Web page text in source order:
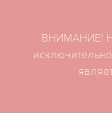
ВНИМАНИЕ!